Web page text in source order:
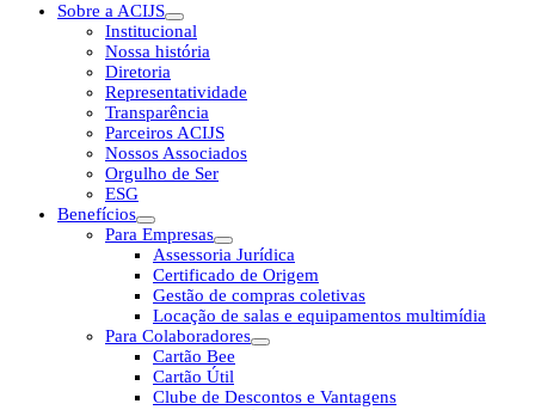
Sobre a ACIJS
Institucional
Nossa história
Diretoria
Representatividade
Transparência
Parceiros ACIJS
Nossos Associados
Orgulho de Ser
ESG
Benefícios
Para Empresas
Assessoria Jurídica
Certificado de Origem
Gestão de compras coletivas
Locação de salas e equipamentos multimídia
Para Colaboradores
Cartão Bee
Cartão Útil
Clube de Descontos e Vantagens